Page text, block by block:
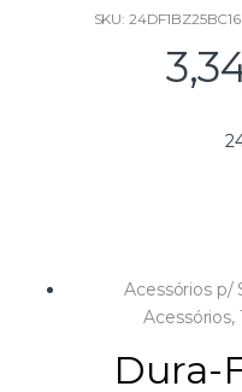
SKU: 24DF1BZ25BC16
Acessórios p/
Acessórios,
Dura-